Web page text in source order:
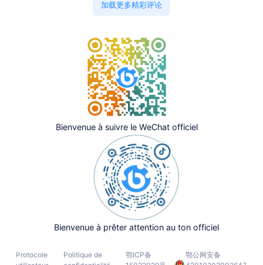
加载更多精彩评论
Bienvenue à suivre le WeChat officiel
Bienvenue à prêter attention au ton officiel
Protocole
Politique de
鄂ICP备
鄂公网安备